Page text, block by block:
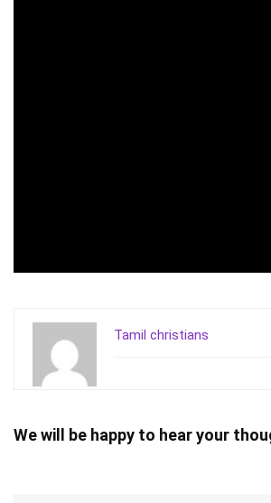
Tamil christians
We will be happy to hear your